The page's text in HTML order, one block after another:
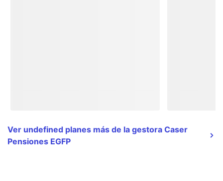
Ver undefined planes más de la gestora Caser
Pensiones EGFP